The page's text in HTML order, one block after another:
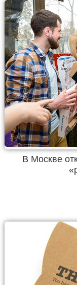
В Москве